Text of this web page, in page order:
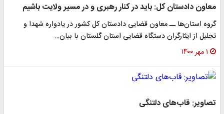
معاون دادستان کل: باید در کنار رهبری و در مسیر ولایت باشیم
گروه استان‌ها ــ معاون قضایی دادستان کل کشور در یادواره شهدا و
تجلیل از ایثارگران دستگاه قضایی استان گلستان با بیان…
۱ مهر ۱۴۰۰
تصاویر: قاب‌های دلتنگی